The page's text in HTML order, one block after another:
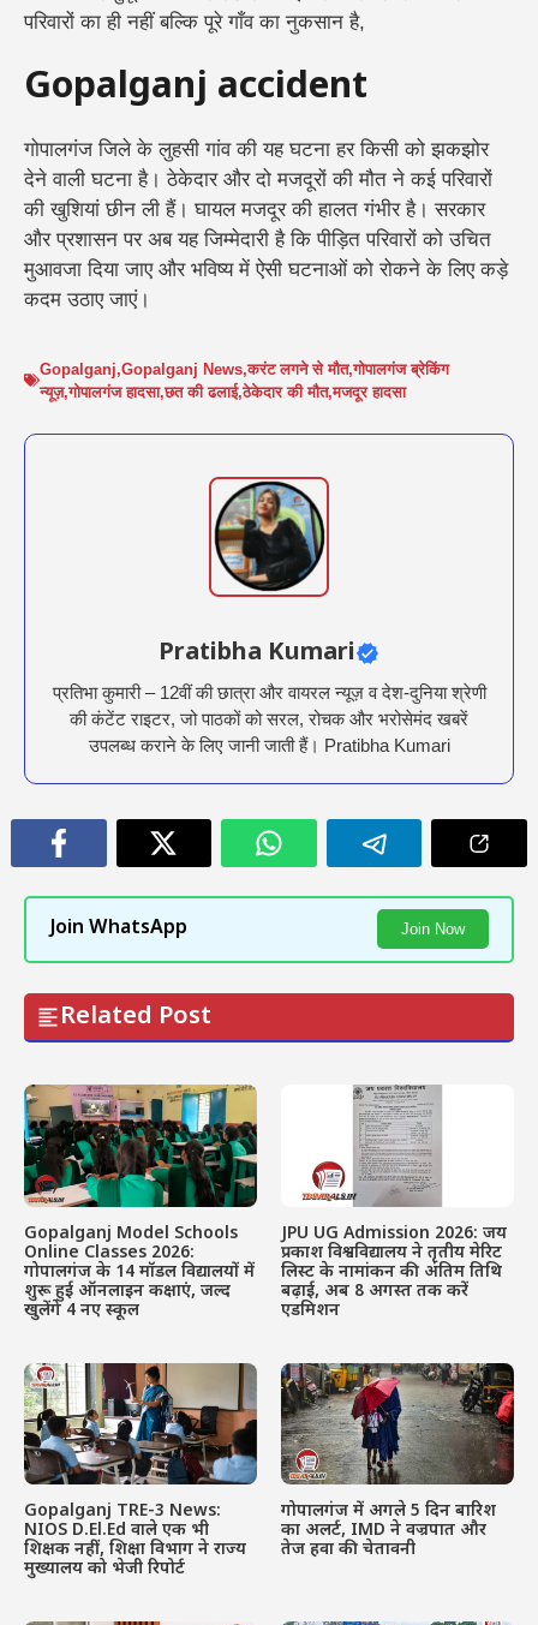
परिवारों का ही नहीं बल्कि पूरे गाँव का नुकसान है,
Gopalganj accident
गोपालगंज जिले के लुहसी गांव की यह घटना हर किसी को झकझोर
देने वाली घटना है। ठेकेदार और दो मजदूरों की मौत ने कई परिवारों
की खुशियां छीन ली हैं। घायल मजदूर की हालत गंभीर है। सरकार
और प्रशासन पर अब यह जिम्मेदारी है कि पीड़ित परिवारों को उचित
मुआवजा दिया जाए और भविष्य में ऐसी घटनाओं को रोकने के लिए कड़े
कदम उठाए जाएं।
Gopalganj,Gopalganj News,करंट लगने से मौत,गोपालगंज ब्रेकिंग
न्यूज़,गोपालगंज हादसा,छत की ढलाई,ठेकेदार की मौत,मजदूर हादसा
Pratibha Kumari
प्रतिभा कुमारी – 12वीं की छात्रा और वायरल न्यूज़ व देश-दुनिया श्रेणी
की कंटेंट राइटर, जो पाठकों को सरल, रोचक और भरोसेमंद खबरें
उपलब्ध कराने के लिए जानी जाती हैं। Pratibha Kumari
Join WhatsApp Join Now
Related Post
Gopalganj Model Schools
Online Classes 2026:
गोपालगंज के 14 मॉडल विद्यालयों में
शुरू हुई ऑनलाइन कक्षाएं, जल्द
खुलेंगे 4 नए स्कूल
JPU UG Admission 2026: जय
प्रकाश विश्वविद्यालय ने तृतीय मेरिट
लिस्ट के नामांकन की अंतिम तिथि
बढ़ाई, अब 8 अगस्त तक करें
एडमिशन
Gopalganj TRE-3 News:
NIOS D.El.Ed वाले एक भी
शिक्षक नहीं, शिक्षा विभाग ने राज्य
मुख्यालय को भेजी रिपोर्ट
गोपालगंज में अगले 5 दिन बारिश
का अलर्ट, IMD ने वज्रपात और
तेज हवा की चेतावनी